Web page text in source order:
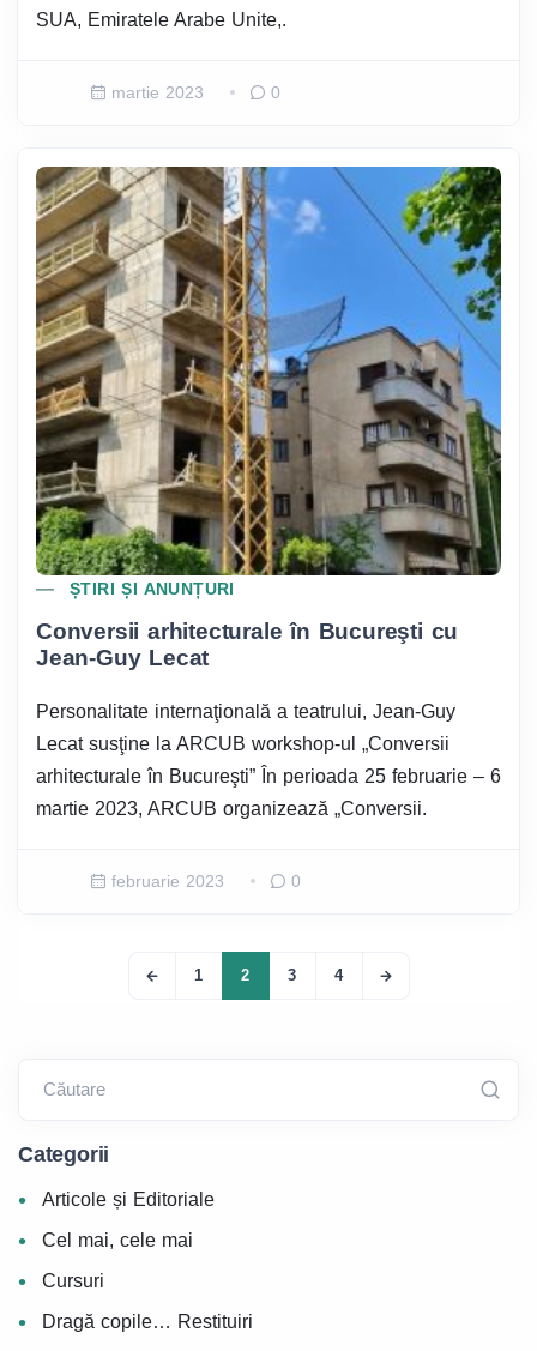
SUA, Emiratele Arabe Unite,.
martie 2023 0
ȘTIRI ȘI ANUNȚURI
Conversii arhitecturale în Bucureşti cu
Jean-Guy Lecat
Personalitate internaţională a teatrului, Jean-Guy
Lecat susţine la ARCUB workshop-ul „Conversii
arhitecturale în Bucureşti” În perioada 25 februarie – 6
martie 2023, ARCUB organizează „Conversii.
februarie 2023 0
1 2 3 4
Căutare
Categorii
Articole și Editoriale
Cel mai, cele mai
Cursuri
Dragă copile… Restituiri